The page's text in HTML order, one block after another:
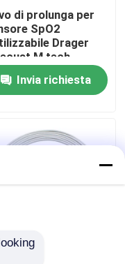
di prolunga per
SpO2
Drager
M tech
Invia richiesta